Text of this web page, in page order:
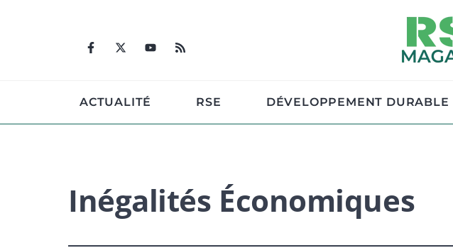
ACTUALITÉ RSE DÉVELOPPEMENT DURABLE
Inégalités Économiques